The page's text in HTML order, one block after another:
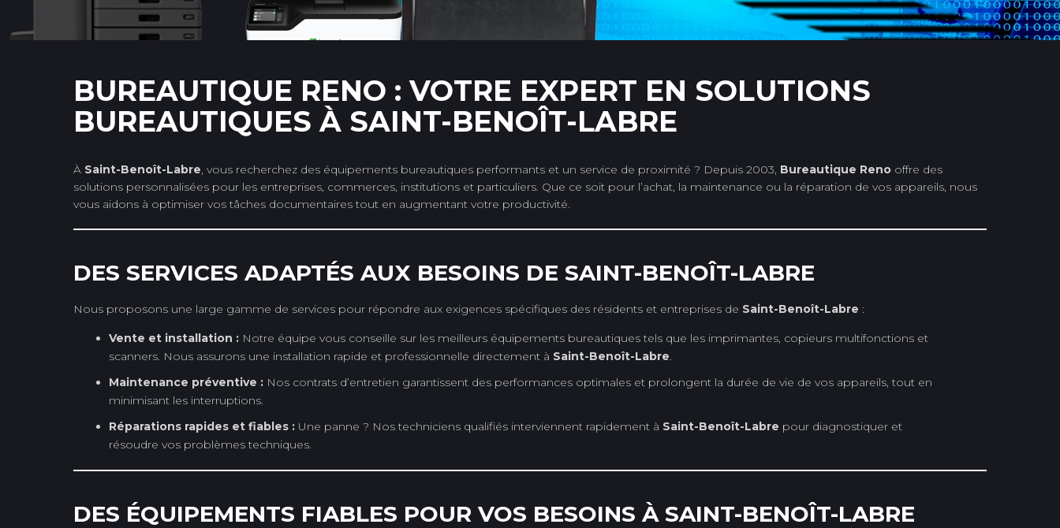
BUREAUTIQUE RENO : VOTRE EXPERT EN SOLUTIONS
BUREAUTIQUES À SAINT-BENOÎT-LABRE
À Saint-Benoît-Labre, vous recherchez des équipements bureautiques performants et un service de proximité ? Depuis 2003, Bureautique Reno offre des
solutions personnalisées pour les entreprises, commerces, institutions et particuliers. Que ce soit pour l’achat, la maintenance ou la réparation de vos appareils, nous
vous aidons à optimiser vos tâches documentaires tout en augmentant votre productivité.
DES SERVICES ADAPTÉS AUX BESOINS DE SAINT-BENOÎT-LABRE
Nous proposons une large gamme de services pour répondre aux exigences spécifiques des résidents et entreprises de Saint-Benoît-Labre :
Vente et installation : Notre équipe vous conseille sur les meilleurs équipements bureautiques tels que les imprimantes, copieurs multifonctions et
scanners. Nous assurons une installation rapide et professionnelle directement à Saint-Benoît-Labre.
Maintenance préventive : Nos contrats d’entretien garantissent des performances optimales et prolongent la durée de vie de vos appareils, tout en
minimisant les interruptions.
Réparations rapides et fiables : Une panne ? Nos techniciens qualifiés interviennent rapidement à Saint-Benoît-Labre pour diagnostiquer et
résoudre vos problèmes techniques.
DES ÉQUIPEMENTS FIABLES POUR VOS BESOINS À SAINT-BENOÎT-LABRE